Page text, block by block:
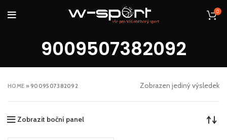
0
9009507382092
HOME »9009507382092 Zobrazen jediný výsledek
Zobrazit boční panel